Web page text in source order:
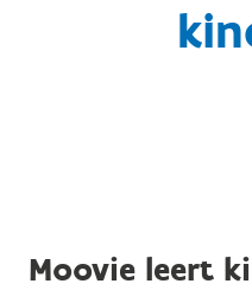
Moovie leert